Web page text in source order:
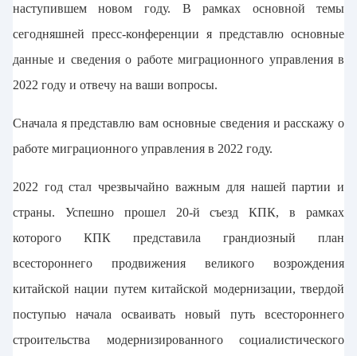
наступившем новом году. В рамках основной темы
сегодняшней пресс-конференции я представлю основные
данные и сведения о работе миграционного управления в
2022 году и отвечу на ваши вопросы.
Сначала я представлю вам основные сведения и расскажу о
работе миграционного управления в 2022 году.
2022 год стал чрезвычайно важным для нашей партии и
страны. Успешно прошел 20-й съезд КПК, в рамках
которого КПК представила грандиозный план
всестороннего продвижения великого возрождения
китайской нации путем китайской модернизации, твердой
поступью начала осваивать новый путь всестороннего
строительства модернизированного социалистического